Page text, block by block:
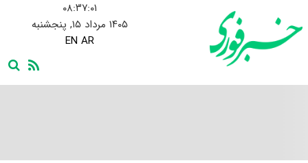
۰۸:۳۷:۰۲
۱۴۰۵ مرداد ۱۵, پنجشنبه
EN AR